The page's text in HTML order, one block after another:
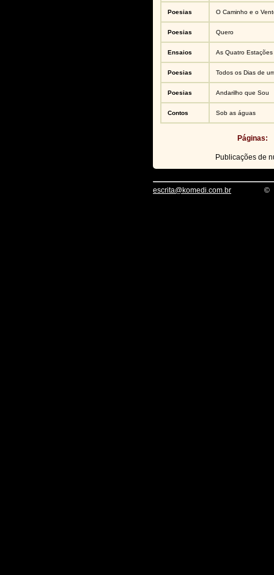
Poesias O Caminho e o
Poesias Quero
Ensaios As Quatro Estações
Poesias Todos os Dias de
Poesias Andarilho que Sou
Contos Sob as águas
Páginas:
Publicações de
escrita@komedi.com.br ©